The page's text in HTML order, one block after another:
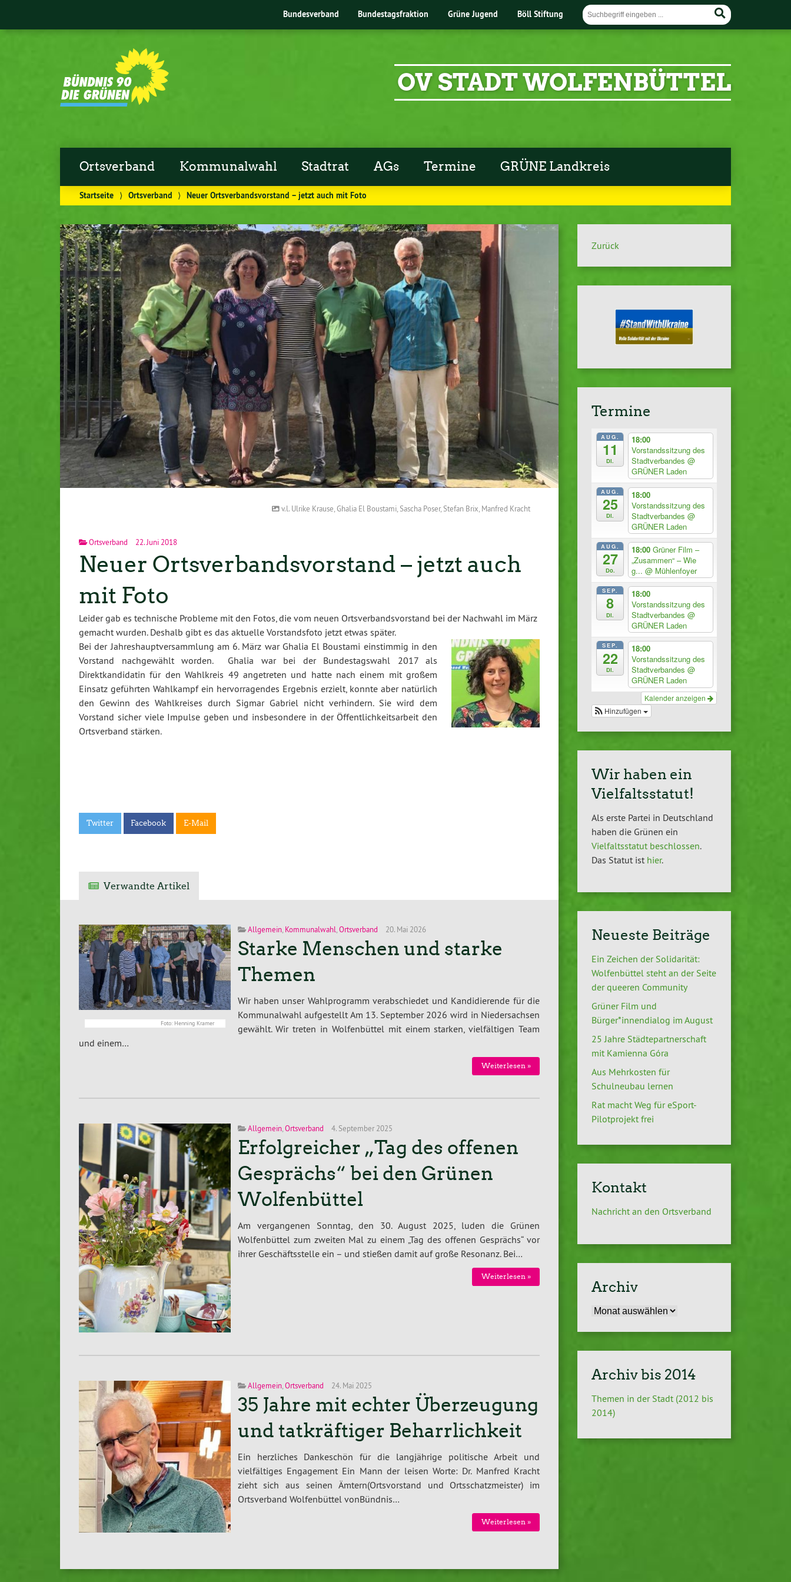
Bundesverband Bundestagsfraktion Grüne Jugend Böll Stiftung
OV STADT WOLFENBÜTTEL
Ortsverband Kommunalwahl Stadtrat AGs Termine GRÜNE Landkreis
Startseite ⟩ Ortsverband ⟩ Neuer Ortsverbandsvorstand – jetzt auch mit Foto
v.l. Ulrike Krause, Ghalia El Boustami, Sascha Poser, Stefan Brix, Manfred Kracht
Ortsverband 22. Juni 2018
Neuer Ortsverbandsvorstand – jetzt auch
mit Foto
Leider gab es technische Probleme mit den Fotos, die vom neuen Ortsverbandsvorstand bei der Nachwahl im März
gemacht wurden. Deshalb gibt es das aktuelle Vorstandsfoto jetzt etwas später.
Bei der Jahreshauptversammlung am 6. März war Ghalia El Boustami einstimmig in den
Vorstand nachgewählt worden. Ghalia war bei der Bundestagswahl 2017 als
Direktkandidatin für den Wahlkreis 49 angetreten und hatte nach einem mit großem
Einsatz geführten Wahlkampf ein hervorragendes Ergebnis erzielt, konnte aber natürlich
den Gewinn des Wahlkreises durch Sigmar Gabriel nicht verhindern. Sie wird dem
Vorstand sicher viele Impulse geben und insbesondere in der Öffentlichkeitsarbeit den
Ortsverband stärken.
Twitter Facebook E-Mail
Verwandte Artikel
Foto: Henning Kramer
Allgemein, Kommunalwahl Ortsverband 20. Mai 2026
Starke Menschen und starke
Themen
Wir haben unser Wahlprogramm verabschiedet und Kandidierende für die
Kommunalwahl aufgestellt Am 13. September 2026 wird in Niedersachsen
gewählt. Wir treten in Wolfenbüttel mit einem starken, vielfältigen Team
und einem…
Weiterlesen »
Allgemein, Ortsverband 4. September 2025
Erfolgreicher „Tag des offenen
Gesprächs“ bei den Grünen
Wolfenbüttel
Am vergangenen Sonntag, den 30. August 2025, luden die Grünen
Wolfenbüttel zum zweiten Mal zu einem „Tag des offenen Gesprächs“ vor
ihrer Geschäftsstelle ein – und stießen damit auf große Resonanz. Bei…
Weiterlesen »
Allgemein, Ortsverband 24. Mai 2025
35 Jahre mit echter Überzeugung
und tatkräftiger Beharrlichkeit
Ein herzliches Dankeschön für die langjährige politische Arbeit und
vielfältiges Engagement Ein Mann der leisen Worte: Dr. Manfred Kracht
zieht sich aus seinen Ämtern(Ortsvorstand und Ortsschatzmeister) im
Ortsverband Wolfenbüttel vonBündnis…
Weiterlesen »
Zurück
Termine
AUG.
11
Di.
18:00
Vorstandssitzung des
Stadtverbandes@
GRÜNER Laden
AUG.
25
Di.
18:00
Vorstandssitzung des
Stadtverbandes@
GRÜNER Laden
AUG.
27
Do.
18:00Grüner Film –
„Zusammen“ – Wie
g...@ Mühlenfoyer
SEP.
8
Di.
18:00
Vorstandssitzung des
Stadtverbandes@
GRÜNER Laden
SEP.
22
Di.
18:00
Vorstandssitzung des
Stadtverbandes@
GRÜNER Laden
Kalender anzeigen
Hinzufügen
Wir haben ein
Vielfaltsstatut!
Als erste Partei in Deutschland
haben die Grünen ein
Vielfaltsstatut beschlossen.
Das Statut ist hier.
Neueste Beiträge
Ein Zeichen der Solidarität:
Wolfenbüttel steht an der Seite
der queeren Community
Grüner Film und
Bürger*innendialog im August
25 Jahre Städtepartnerschaft
mit Kamienna Góra
Aus Mehrkosten für
Schulneubau lernen
Rat macht Weg für eSport-
Pilotprojekt frei
Kontakt
Nachricht an den Ortsverband
Archiv
Archiv
Archiv bis 2014
Themen in der Stadt (2012 bis
2014)